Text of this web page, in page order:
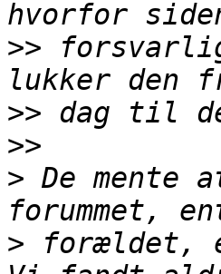
>>
>>
>>
> De mente
> forældet,